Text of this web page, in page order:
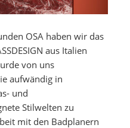
OSA haben wir das
aus Italien
von uns
aufwändig in
und
Stilwelten zu
mit den Badplanern